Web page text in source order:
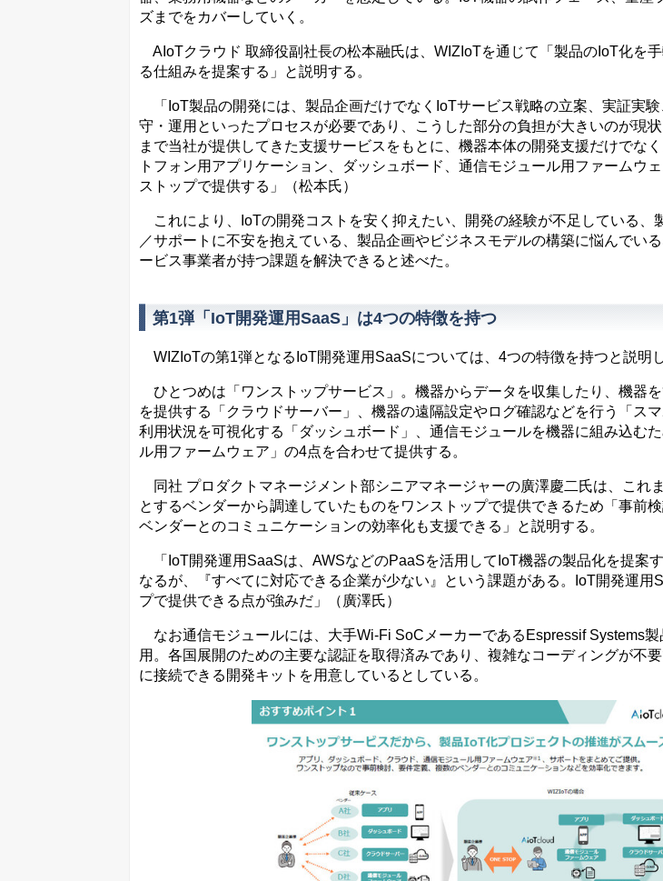
ズまでをカバーしていく。
AIoTクラウド 取締役副社長の松本融氏は、WIZIoTを通じて「製品のIoT化を
る仕組みを提案する」と説明する。
「IoT製品の開発には、製品企画だけでなくIoTサービス戦略の立案、実証実
守・運用といったプロセスが必要であり、こうした部分の負担が大きいのが現
まで当社が提供してきた支援サービスをもとに、機器本体の開発支援だけでな
トフォン用アプリケーション、ダッシュボード、通信モジュール用ファームウ
ストップで提供する」（松本氏）
これにより、IoTの開発コストを安く抑えたい、開発の経験が不足している、
／サポートに不安を抱えている、製品企画やビジネスモデルの構築に悩んでい
ービス事業者が持つ課題を解決できると述べた。
第1弾「IoT開発運用SaaS」は4つの特徴を持つ
WIZIoTの第1弾となるIoT開発運用SaaSについては、4つの特徴を持つと説明し
ひとつめは「ワンストップサービス」。機器からデータを収集したり、機器
を提供する「クラウドサーバー」、機器の遠隔設定やログ確認などを行う「ス
利用状況を可視化する「ダッシュボード」、通信モジュールを機器に組み込む
ル用ファームウェア」の4点を合わせて提供する。
同社 プロダクトマネージメント部シニアマネージャーの廣澤慶二氏は、これ
とするベンダーから調達していたものをワンストップで提供できるため「事前
ベンダーとのコミュニケーションの効率化も支援できる」と説明する。
「IoT開発運用SaaSは、AWSなどのPaaSを活用してIoT機器の製品化を提案
なるが、『すべてに対応できる企業が少ない』という課題がある。IoT開発運用
プで提供できる点が強みだ」（廣澤氏）
なお通信モジュールには、大手Wi-Fi SoCメーカーであるEspressif Systems
用。各国展開のための主要な認証を取得済みであり、複雑なコーディングが不
に接続できる開発キットを用意しているとしている。